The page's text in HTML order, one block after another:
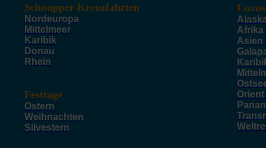
Schnupper-Kreuzfahrten
Nordeuropa
Mittelmeer
Karibik
Donau
Rhein
Festtage
Ostern
Weihnachten
Silvestern
Afrika
Asien